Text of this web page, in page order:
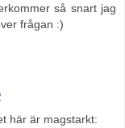
så snart jag
frågan :)
här är magstarkt: